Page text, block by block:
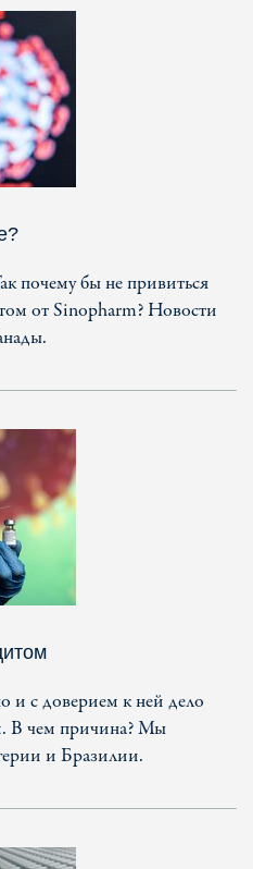
почему бы не привиться
от Sinopharm? Новости
и с доверием к ней дело
В чем причина? Мы
и Бразилии.